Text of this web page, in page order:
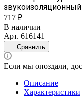
717 ₽
В наличии
Арт. 616141
Сравнить
Если мы опоздали,
Описание
Характеристики